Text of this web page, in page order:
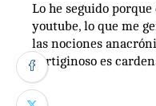
Lo he seguido
youtube, lo que me
las nociones
vertiginoso es